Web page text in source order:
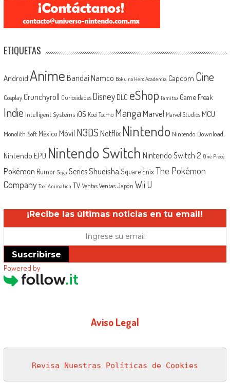
ETIQUETAS
Android Anime Bandai Namco Boku no Hero Academia Capcom Cine
Cosplay Crunchyroll Curiosidades Disney DLC eShop Famitsu Game Freak
Indie Intelligent Systems iOS Koei Tecmo MangaMarvel Marvel Studios MCU
Monolith Soft México Móvil N3DSNetflix Nintendo Nintendo Download
Nintendo EPD Nintendo Switch Nintendo Switch 2 One Piece
Pokémon Rumor Sega SeriesShueisha Square EnixThe Pokémon
Company Toei Animation TV Ventas Ventas Japón Wii U
¡Recibe las últimas noticias en tu email!
Suscribirse
Powered by
Aviso Legal
Revisa Nuestras Políticas de Cookies